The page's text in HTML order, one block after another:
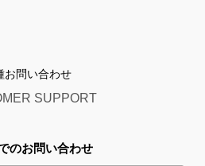
お問い合わせ
SUPPORT
のお問い合わせ